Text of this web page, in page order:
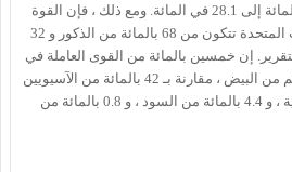
Google حول العالم من 26.7 بالمائة إلى 28.1 في المائة. ومع ذلك ، فإن القوة
العاملة في Google في الولايات المتحدة تتكون من 68 بالمائة من الذكور و 32
إن خمسين بالمائة من القوى العاملة في
Google في الولايات المتحدة هم من البيض ، مقارنة بـ 42 بالمائة من الآسيويين
، و 6.4 بالمائة من أمريكا اللاتينية ، و 4.4 بالمائة من السود ، و 0.8 بالمائة من